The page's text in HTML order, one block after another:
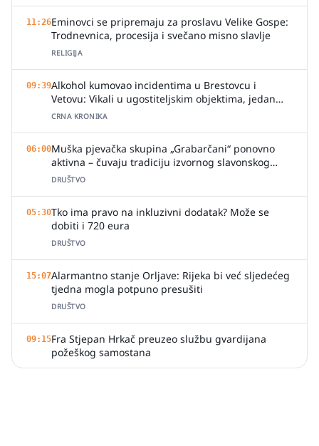
11:26Eminovci se pripremaju za proslavu Velike Gospe:
Trodnevnica, procesija i svečano misno slavlje
RELIGIJA
09:39Alkohol kumovao incidentima u Brestovcu i
Vetovu: Vikali u ugostiteljskim objektima, jedan
zalio djelatnicu pićem
CRNA KRONIKA
06:00Muška pjevačka skupina „Grabarčani“ ponovno
aktivna – čuvaju tradiciju izvornog slavonskog
pjevanja
DRUŠTVO
05:30Tko ima pravo na inkluzivni dodatak? Može se
dobiti i 720 eura
DRUŠTVO
15:07Alarmantno stanje Orljave: Rijeka bi već sljedećeg
tjedna mogla potpuno presušiti
DRUŠTVO
09:15Fra Stjepan Hrkač preuzeo službu gvardijana
požeškog samostana